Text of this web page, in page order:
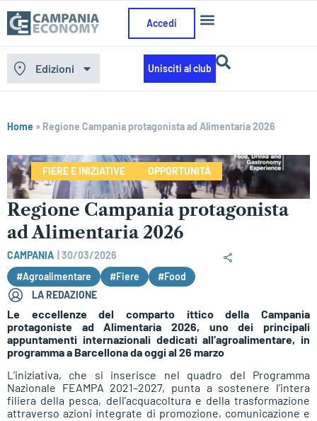
Accedi
Edizioni Unisciti al club
Home » Regione Campania protagonista ad Alimentaria 2026
FIERE E INIZIATIVE OPPORTUNITÀ
Regione Campania protagonista
ad Alimentaria 2026
CAMPANIA
30/03/2026
#Agroalimentare
#Fiere
#Food
LA REDAZIONE
Le eccellenze del comparto ittico della Campania
protagoniste ad Alimentaria 2026, uno dei principali
appuntamenti internazionali dedicati all’agroalimentare, in
programma a Barcellona da oggi al 26 marzo
L’iniziativa, che si inserisce nel quadro del Programma
Nazionale FEAMPA 2021–2027, punta a sostenere l’intera
filiera della pesca, dell’acquacoltura e della trasformazione
attraverso azioni integrate di promozione, comunicazione e